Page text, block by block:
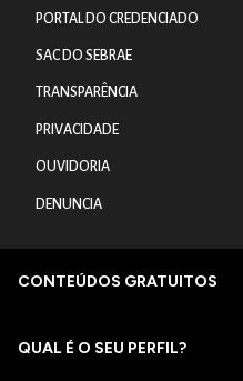
PORTAL DO CREDENCIADO
SAC DO SEBRAE
TRANSPARÊNCIA
PRIVACIDADE
OUVIDORIA
DENUNCIA
CONTEÚDOS GRATUITOS
QUAL É O SEU PERFIL?